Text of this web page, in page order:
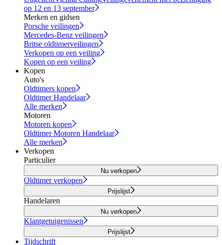
op 12 en 13 september
Merken en gidsen
Porsche veilingen
Mercedes-Benz veilingen
Britse oldtimerveilingen
Verkopen op een veiling
Kopen op een veiling
Kopen
Auto's
Oldtimers kopen
Oldtimer Handelaar
Alle merken
Motoren
Motoren kopen
Oldtimer Motoren Handelaar
Alle merken
Verkopen
Particulier
Nu verkopen
Oldtimer verkopen
Prijslijst
Handelaren
Nu verkopen
Klantgetuigenissen
Prijslijst
Tijdschrift